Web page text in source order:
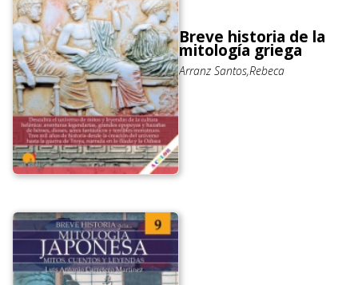
Breve historia de la
mitología griega
Arranz Santos,Rebeca